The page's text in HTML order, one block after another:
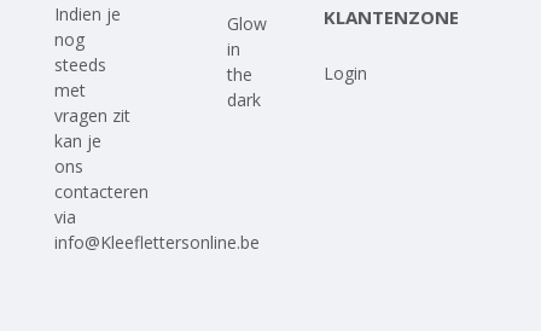
Indien je
nog
steeds
met
vragen zit
kan je
ons
contacteren
via
info@Kleeflettersonline.be
Glow
in
the
dark
KLANTENZONE
Login